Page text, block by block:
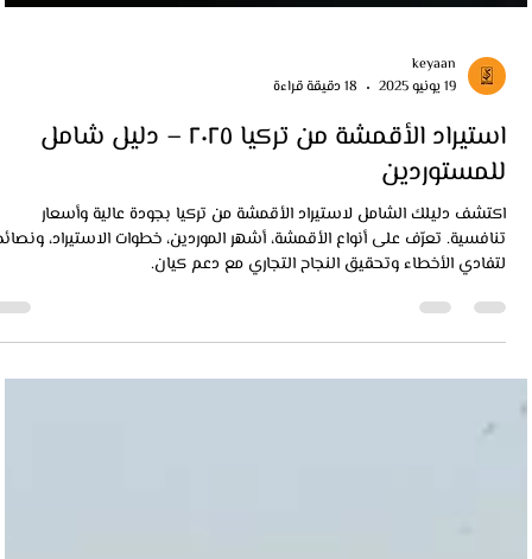
keyaan
19 يونيو 2025
18 دقيقة قراءة
استيراد الأقمشة من تركيا ٢٠٢٥ – دليل شامل
للمستوردين
لتفادي الأخطاء وتحقيق النجاح التجاري مع دعم كيان.